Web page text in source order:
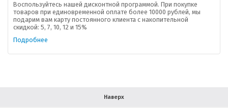
Воспользуйтесь нашей дисконтной программой. При покупке
товаров при единовременной оплате более 10000 рублей, мы
подарим вам карту постоянного клиента с накопительной
скидкой: 5, 7, 10, 12 и 15%
Подробнее
Наверх
В помощь покупателю
Форма обратной связи